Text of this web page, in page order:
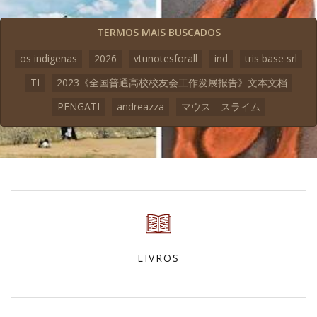
TERMOS MAIS BUSCADOS
os indigenas
2026 vtunotesforall ind
tris base srl
TI
2023《全国普通高校校友会工作发展报告》文本文档
PENGATI
andreazza マウス スライム
LIVROS